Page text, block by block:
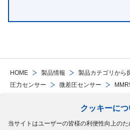
クッキーにつ
当サイトはユーザーの皆様の利便性向上の
HOME 製品情報 製品カテゴリから
圧力センサー
微差圧センサー